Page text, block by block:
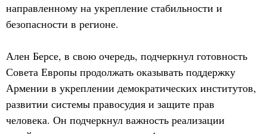
направленному на укрепление стабильности и
безопасности в регионе.
Ален Берсе, в свою очередь, подчеркнул готовность
Совета Европы продолжать оказывать поддержку
Армении в укреплении демократических институтов,
развитии системы правосудия и защите прав
человека. Он подчеркнул важность реализации